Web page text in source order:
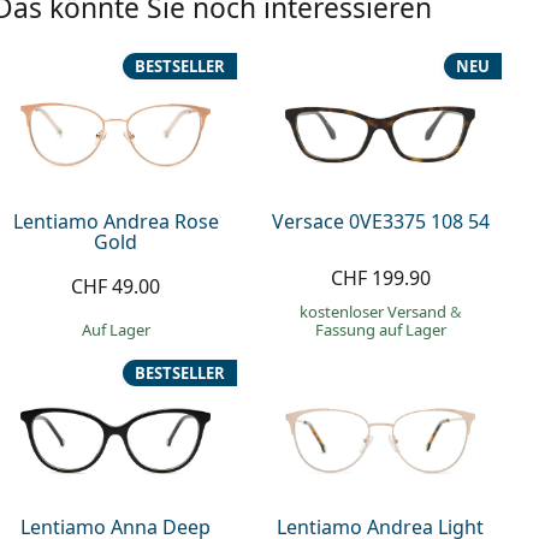
könnte Sie noch interessieren
Lentiamo Andrea Rose
Gold
BESTSELLER
CHF 49.00
auf Lager
Versace 0VE3375 108 54
NEU
CHF 199.90
kostenloser Versand &
Fassung auf Lager
Lentiamo Anna Deep
BESTSELLER
Lentiamo Andrea Light